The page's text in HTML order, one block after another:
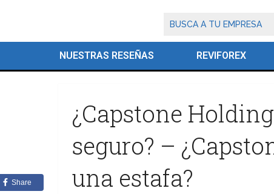
NUESTRAS RESEÑAS REVIFOREX
¿Capstone
seguro? –
una estafa?
Share